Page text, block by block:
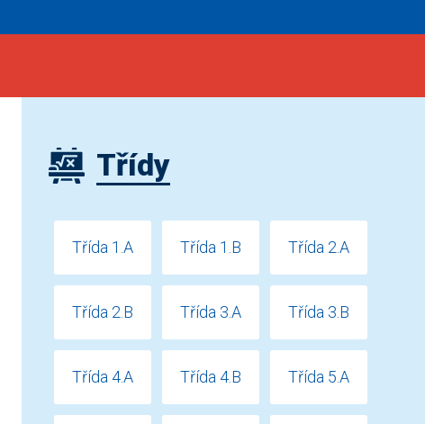
Třídy
Třída 1.A Třída 1.B Třída 2.A
Třída 2.B Třída 3.A Třída 3.B
Třída 4.A Třída 4.B Třída 5.A